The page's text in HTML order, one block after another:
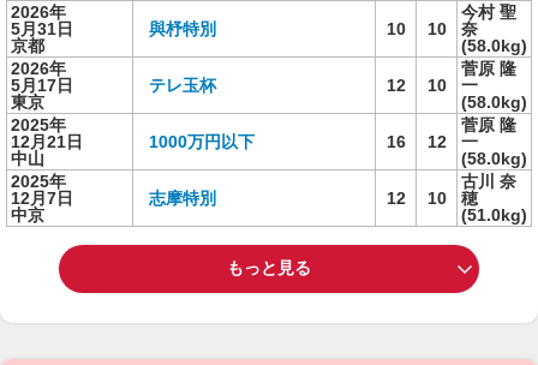
2026年
5月31日
京都
與杼特別 10 10
今村 聖
奈
(58.0kg)
2026年
5月17日
東京
テレ玉杯 12 10
菅原 隆
一
(58.0kg)
2025年
12月21日
中山
1000万円以下 16 12
菅原 隆
一
(58.0kg)
2025年
12月7日
中京
志摩特別 12 10
古川 奈
穂
(51.0kg)
もっと見る